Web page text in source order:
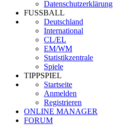
Datenschutzerklärung
FUSSBALL
Deutschland
International
CL/EL
EM/WM
Statistikzentrale
Spiele
TIPPSPIEL
Startseite
Anmelden
Registrieren
ONLINE MANAGER
FORUM